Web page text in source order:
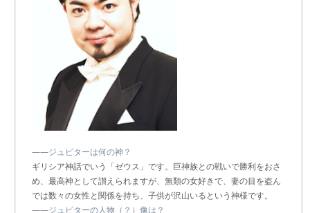
――ジュピターは何の神？
ギリシア神話でいう「ゼウス」です。巨神族との戦いで勝利をおさ
め、最高神として讃えられますが、無類の女好きで、妻の目を盗ん
では数々の女性と関係を持ち、子供が沢山いるという神様です。
――ジュピターの人物（？）像は？